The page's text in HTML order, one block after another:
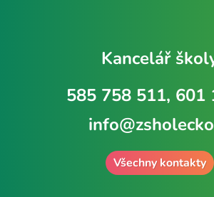
Kancelář
585 758 511, 601
Všechny kontakty